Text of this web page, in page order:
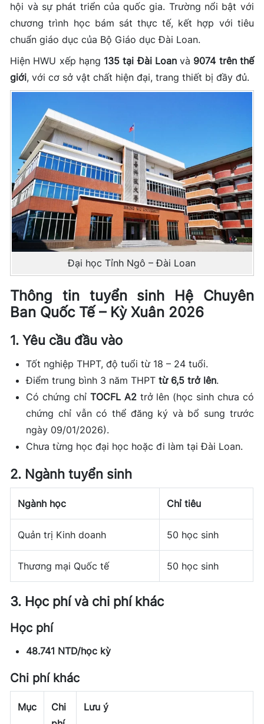
hội và sự phát triển của quốc gia. Trường nổi bật với
chương trình học bám sát thực tế, kết hợp với tiêu
chuẩn giáo dục của Bộ Giáo dục Đài Loan.
Hiện HWU xếp hạng 135 tại Đài Loanvà 9074 trên thế
giới, với cơ sở vật chất hiện đại, trang thiết bị đầy đủ.
Đại học Tỉnh Ngô – Đài Loan
Thông tin tuyển sinh Hệ Chuyên
Ban Quốc Tế – Kỳ Xuân 2026
1. Yêu cầu đầu vào
Tốt nghiệp THPT, độ tuổi từ 18 – 24 tuổi.
Điểm trung bình 3 năm THPTtừ 6,5 trở lên.
Có chứng chỉ TOCFL A2trở lên (học sinh chưa có
chứng chỉ vẫn có thể đăng ký và bổ sung trước
ngày 09/01/2026).
Chưa từng học đại học hoặc đi làm tại Đài Loan.
2. Ngành tuyển sinh
Ngành học Chỉ tiêu
Quản trị Kinh doanh 50 học sinh
Thương mại Quốc tế 50 học sinh
3. Học phí và chi phí khác
Học phí
48.741 NTD/học kỳ
Chi phí khác
Mục
Chi
Lưu ý